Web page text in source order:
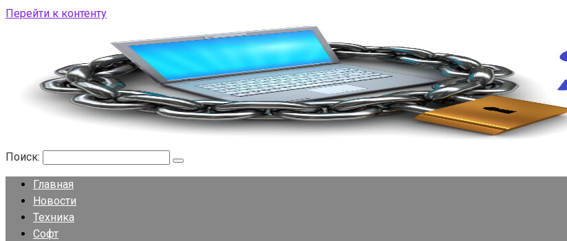
Перейти к контенту
Поиск:
Главная
Новости
Техника
Софт